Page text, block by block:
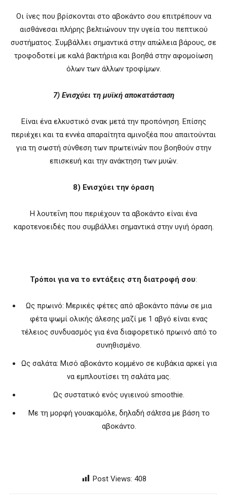
Οι ίνες που βρίσκονται στο αβοκάντο σου επιτρέπουν να
αισθάνεσαι πλήρης βελτιώνουν την υγεία του πεπτικού
συστήματος. Συμβάλλει σημαντικά στην απώλεια βάρους, σε
τροφοδοτεί με καλά βακτήρια και βοηθά στην αφομοίωση
όλων των άλλων τροφίμων.
7) Ενισχύει τη μυϊκή αποκατάσταση
Είναι ένα ελκυστικό σνακ μετά την προπόνηση. Επίσης
περιέχει και τα εννέα απαραίτητα αμινοξέα που απαιτούνται
για τη σωστή σύνθεση των πρωτεϊνών που βοηθούν στην
επισκευή και την ανάκτηση των μυών.
8) Ενισχύει την όραση
Η λουτεΐνη που περιέχουν τα αβοκάντο είναι ένα
καροτενοειδές που συμβάλλει σημαντικά στην υγιή όραση.
Τρόποι για να το εντάξεις στη διατροφή σου:
Ως πρωινό: Μερικές φέτες από αβοκάντο πάνω σε μια
φέτα ψωμί ολικής άλεσης μαζί με 1 αβγό είναι ενας
τέλειος συνδυασμός για ένα διαφορετικό πρωινό από το
συνηθισμένο.
Ως σαλάτα: Μισό αβοκάντο κομμένο σε κυβάκια αρκεί για
να εμπλουτίσει τη σαλάτα μας.
Ως συστατικό ενός υγιεινού smoothie.
Mε τη μορφή γουακαμόλε, δηλαδή σάλτσα με βάση το
αβοκάντο.
Post Views: 408